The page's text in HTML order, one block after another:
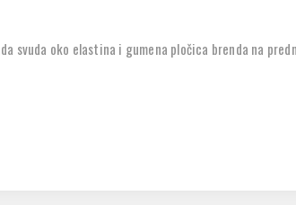
svuda oko elastina i gumena pločica brenda na